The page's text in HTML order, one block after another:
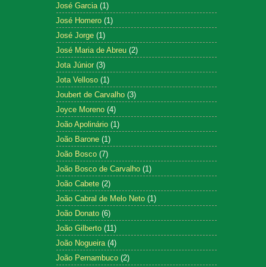
José Garcia (1)
José Homero (1)
José Jorge (1)
José Maria de Abreu (2)
Jota Júnior (3)
Jota Velloso (1)
Joubert de Carvalho (3)
Joyce Moreno (4)
João Apolinário (1)
João Barone (1)
João Bosco (7)
João Bosco de Carvalho (1)
João Cabete (2)
João Cabral de Melo Neto (1)
João Donato (6)
João Gilberto (11)
João Nogueira (4)
João Pernambuco (2)